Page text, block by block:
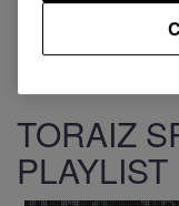
TORAIZ
PLAYLIST